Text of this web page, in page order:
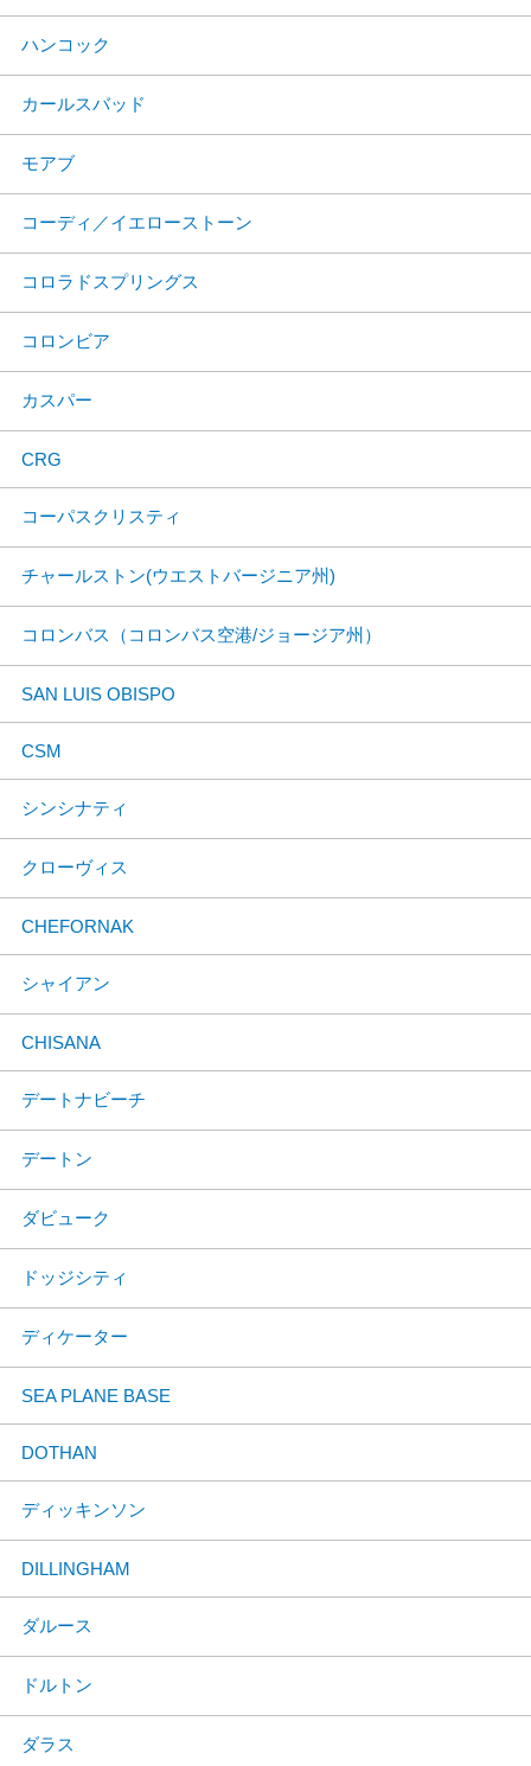
ハンコック
カールスバッド
モアブ
コーディ／イエローストーン
コロラドスプリングス
コロンビア
カスパー
CRG
コーパスクリスティ
チャールストン(ウエストバージニア州)
コロンバス（コロンバス空港/ジョージア州）
SAN LUIS OBISPO
CSM
シンシナティ
クローヴィス
CHEFORNAK
シャイアン
CHISANA
デートナビーチ
デートン
ダビューク
ドッジシティ
ディケーター
SEA PLANE BASE
DOTHAN
ディッキンソン
DILLINGHAM
ダルース
ドルトン
ダラス